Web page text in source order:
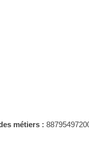
métiers :